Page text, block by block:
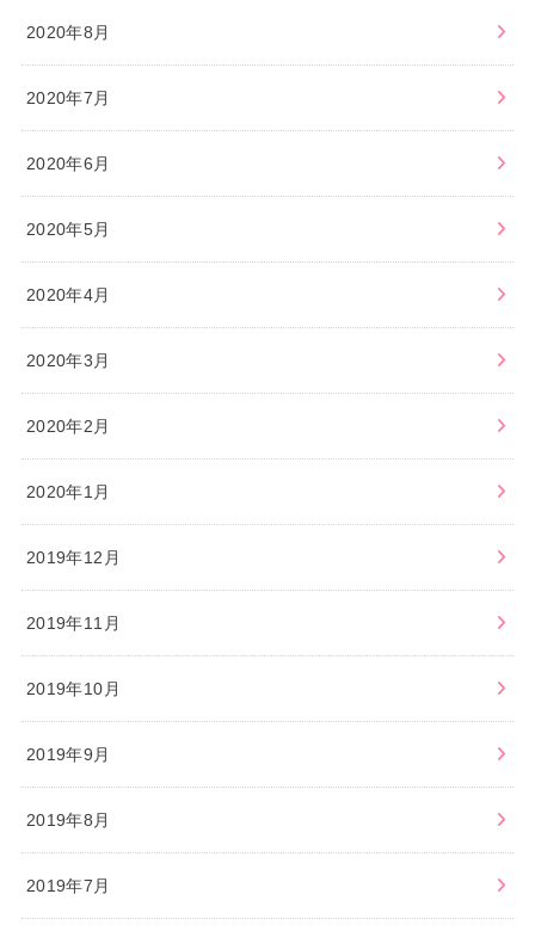
2020年8月
2020年7月
2020年6月
2020年5月
2020年4月
2020年3月
2020年2月
2020年1月
2019年12月
2019年11月
2019年10月
2019年9月
2019年8月
2019年7月